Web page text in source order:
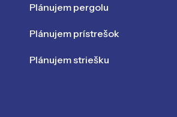
Plánujem pergolu
Plánujem prístrešok
Plánujem striešku